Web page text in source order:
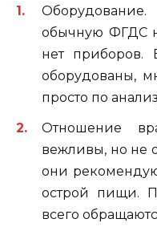
обычную ФГДС
нет приборов.
оборудованы,
просто по
Отношение
вежливы, но не
они
острой пищи.
всего